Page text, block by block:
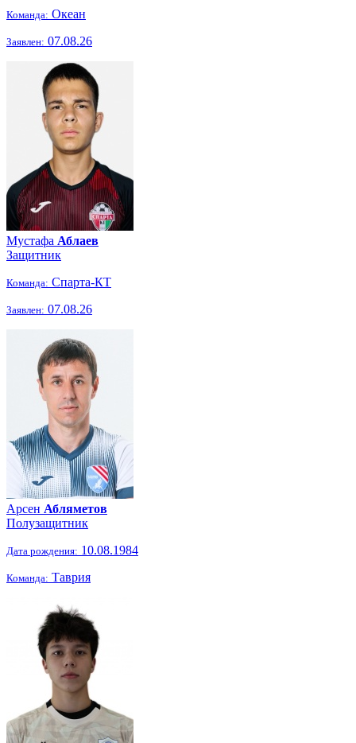
Команда: Океан
Заявлен: 07.08.26
Мустафа Аблаев
Защитник
Команда: Спарта-КТ
Заявлен: 07.08.26
Арсен Абляметов
Полузащитник
Дата рождения: 10.08.1984
Команда: Таврия